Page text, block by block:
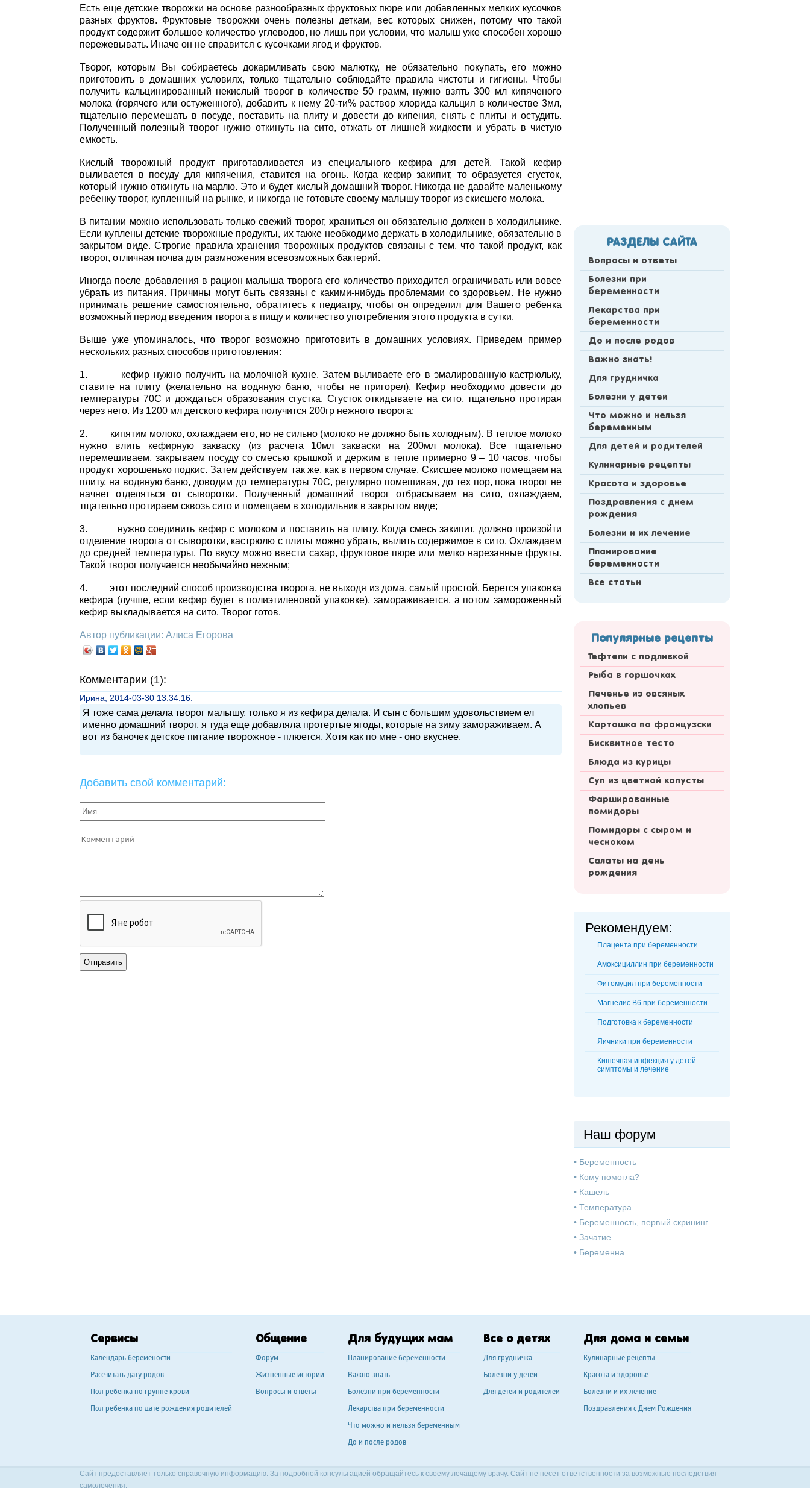
Есть еще детские творожки на основе разнообразных фруктовых пюре или добавленных мелких кусочков
разных фруктов. Фруктовые творожки очень полезны деткам, вес которых снижен, потому что такой
продукт содержит большое количество углеводов, но лишь при условии, что малыш уже способен хорошо
пережевывать. Иначе он не справится с кусочками ягод и фруктов.
Творог, которым Вы собираетесь докармливать свою малютку, не обязательно покупать, его можно
приготовить в домашних условиях, только тщательно соблюдайте правила чистоты и гигиены. Чтобы
получить кальцинированный некислый творог в количестве 50 грамм, нужно взять 300 мл кипяченого
молока (горячего или остуженного), добавить к нему 20-ти% раствор хлорида кальция в количестве 3мл,
тщательно перемешать в посуде, поставить на плиту и довести до кипения, снять с плиты и остудить.
Полученный полезный творог нужно откинуть на сито, отжать от лишней жидкости и убрать в чистую
емкость.
Кислый творожный продукт приготавливается из специального кефира для детей. Такой кефир
выливается в посуду для кипячения, ставится на огонь. Когда кефир закипит, то образуется сгусток,
который нужно откинуть на марлю. Это и будет кислый домашний творог. Никогда не давайте маленькому
ребенку творог, купленный на рынке, и никогда не готовьте своему малышу творог из скисшего молока.
В питании можно использовать только свежий творог, храниться он обязательно должен в холодильнике.
Если куплены детские творожные продукты, их также необходимо держать в холодильнике, обязательно в
закрытом виде. Строгие правила хранения творожных продуктов связаны с тем, что такой продукт, как
творог, отличная почва для размножения всевозможных бактерий.
Иногда после добавления в рацион малыша творога его количество приходится ограничивать или вовсе
убрать из питания. Причины могут быть связаны с какими-нибудь проблемами со здоровьем. Не нужно
принимать решение самостоятельно, обратитесь к педиатру, чтобы он определил для Вашего ребенка
возможный период введения творога в пищу и количество употребления этого продукта в сутки.
Выше уже упоминалось, что творог возможно приготовить в домашних условиях. Приведем пример
нескольких разных способов приготовления:
1. кефир нужно получить на молочной кухне. Затем выливаете его в эмалированную кастрюльку,
ставите на плиту (желательно на водяную баню, чтобы не пригорел). Кефир необходимо довести до
температуры 70С и дождаться образования сгустка. Сгусток откидываете на сито, тщательно протирая
через него. Из 1200 мл детского кефира получится 200гр нежного творога;
2. кипятим молоко, охлаждаем его, но не сильно (молоко не должно быть холодным). В теплое молоко
нужно влить кефирную закваску (из расчета 10мл закваски на 200мл молока). Все тщательно
перемешиваем, закрываем посуду со смесью крышкой и держим в тепле примерно 9 – 10 часов, чтобы
продукт хорошенько подкис. Затем действуем так же, как в первом случае. Скисшее молоко помещаем на
плиту, на водяную баню, доводим до температуры 70С, регулярно помешивая, до тех пор, пока творог не
начнет отделяться от сыворотки. Полученный домашний творог отбрасываем на сито, охлаждаем,
тщательно протираем сквозь сито и помещаем в холодильник в закрытом виде;
3. нужно соединить кефир с молоком и поставить на плиту. Когда смесь закипит, должно произойти
отделение творога от сыворотки, кастрюлю с плиты можно убрать, вылить содержимое в сито. Охлаждаем
до средней температуры. По вкусу можно ввести сахар, фруктовое пюре или мелко нарезанные фрукты.
Такой творог получается необычайно нежным;
4. этот последний способ производства творога, не выходя из дома, самый простой. Берется упаковка
кефира (лучше, если кефир будет в полиэтиленовой упаковке), замораживается, а потом замороженный
кефир выкладывается на сито. Творог готов.
Автор публикации: Алиса Егорова
Комментарии (1):
Ирина, 2014-03-30 13:34:16:
Я тоже сама делала творог малышу, только я из кефира делала. И сын с большим удовольствием ел
именно домашний творог, я туда еще добавляла протертые ягоды, которые на зиму замораживаем. А
вот из баночек детское питание творожное - плюется. Хотя как по мне - оно вкуснее.
Добавить свой комментарий:
РАЗДЕЛЫ САЙТА
Вопросы и ответы
Болезни при
беременности
Лекарства при
беременности
До и после родов
Важно знать!
Для грудничка
Болезни у детей
Что можно и нельзя
беременным
Для детей и родителей
Кулинарные рецепты
Красота и здоровье
Поздравления с днем
рождения
Болезни и их лечение
Планирование
беременности
Все статьи
Популярные рецепты
Тефтели с подливкой
Рыба в горшочках
Печенье из овсяных
хлопьев
Картошка по французски
Бисквитное тесто
Блюда из курицы
Суп из цветной капусты
Фаршированные
помидоры
Помидоры с сыром и
чесноком
Салаты на день
рождения
Рекомендуем:
Плацента при беременности
Амоксициллин при беременности
Фитомуцил при беременности
Магнелис В6 при беременности
Подготовка к беременности
Яичники при беременности
Кишечная инфекция у детей -
симптомы и лечение
Наш форум
• Беременность
• Кому помогла?
• Кашель
• Температура
• Беременность, первый скрининг
• Зачатие
• Беременна
Сервисы
Календарь беремености
Рассчитать дату родов
Пол ребенка по группе крови
Пол ребенка по дате рождения родителей
Общение
Форум
Жизненные истории
Вопросы и ответы
Для будущих мам
Планирование беременности
Важно знать
Болезни при беременности
Лекарства при беременности
Что можно и нельзя беременным
До и после родов
Все о детях
Для грудничка
Болезни у детей
Для детей и родителей
Для дома и семьи
Кулинарные рецепты
Красота и здоровье
Болезни и их лечение
Поздравления с Днем Рождения
Сайт предоставляет только справочную информацию. За подробной консультацией обращайтесь к своему лечащему врачу. Сайт не несет ответственности за возможные последствия
самолечения.